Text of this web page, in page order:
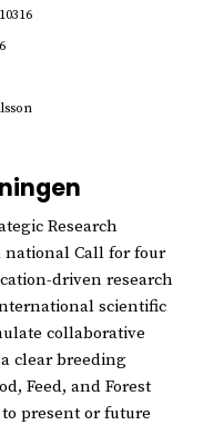
Research
national Call for four
driven research
scientific
collaborative
clear breeding
Feed, and Forest
present or future